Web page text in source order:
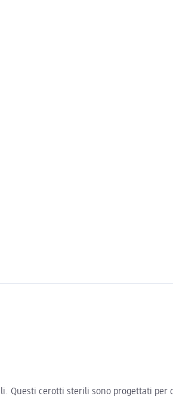
Questi cerotti sterili sono progettati